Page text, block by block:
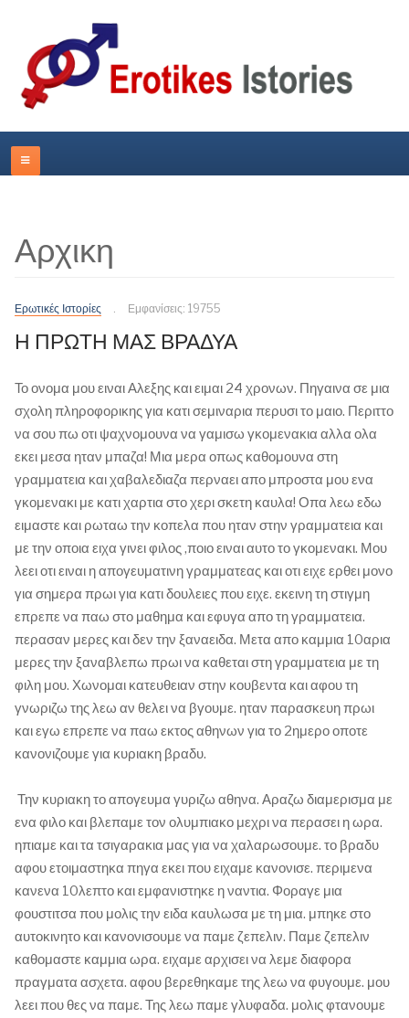
Αρχικη
Ερωτικές Ιστορίες Εμφανίσεις: 19755
Η ΠΡΩΤΗ ΜΑΣ ΒΡΑΔΥΑ
Το ονομα μου ειναι Αλεξης και ειμαι 24 χρονων. Πηγαινα σε μια
σχολη πληροφορικης για κατι σεμιναρια περυσι το μαιο. Περιττο
να σου πω οτι ψαχνομουνα να γαμισω γκομενακια αλλα ολα
εκει μεσα ηταν μπαζα! Μια μερα οπως καθομουνα στη
γραμματεια και χαβαλεδιαζα περναει απο μπροστα μου ενα
γκομενακι με κατι χαρτια στο χερι σκετη καυλα! Οπα λεω εδω
ειμαστε και ρωταω την κοπελα που ηταν στην γραμματεια και
με την οποια ειχα γινει φιλος ,ποιο ειναι αυτο το γκομενακι. Μου
λεει οτι ειναι η απογευματινη γραμματεας και οτι ειχε ερθει μονο
για σημερα πρωι για κατι δουλειες που ειχε. εκεινη τη στιγμη
επρεπε να παω στο μαθημα και εφυγα απο τη γραμματεια.
περασαν μερες και δεν την ξαναειδα. Μετα απο καμμια 10αρια
μερες την ξαναβλεπω πρωι να καθεται στη γραμματεια με τη
φιλη μου. Χωνομαι κατευθειαν στην κουβεντα και αφου τη
γνωριζω της λεω αν θελει να βγουμε. ηταν παρασκευη πρωι
και εγω επρεπε να παω εκτος αθηνων για το 2ημερο οποτε
κανονιζουμε για κυριακη βραδυ.
Την κυριακη το απογευμα γυριζω αθηνα. Αραζω διαμερισμα με
ενα φιλο και βλεπαμε τον ολυμπιακο μεχρι να περασει η ωρα.
ηπιαμε και τα τσιγαρακια μας για να χαλαρωσουμε. το βραδυ
αφου ετοιμαστηκα πηγα εκει που ειχαμε κανονισε. περιμενα
κανενα 10λεπτο και εμφανιστηκε η ναντια. Φοραγε μια
φουστιτσα που μολις την ειδα καυλωσα με τη μια. μπηκε στο
αυτοκινητο και κανονισουμε να παμε ζεπελιν. Παμε ζεπελιν
καθομαστε καμμια ωρα. ειχαμε αρχισει να λεμε διαφορα
πραγματα ασχετα. αφου βερεθηκαμε της λεω να φυγουμε. μου
λεει που θες να παμε. Της λεω παμε γλυφαδα. μολις φτανουμε